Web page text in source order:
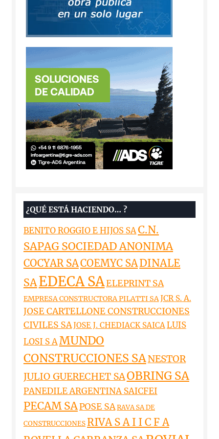
¿QUÉ ESTÁ HACIENDO… ?
BENITO ROGGIO E HIJOS SAC.N.
SAPAG SOCIEDAD ANONIMA
COCYAR SACOEMYC SADINALE
SAEDECA SAELEPRINT SA
EMPRESA CONSTRUCTORA PILATTI SAJCR S. A.
JOSE CARTELLONE CONSTRUCCIONES
CIVILES SAJOSE J. CHEDIACK SAICALUIS
LOSI S AMUNDO
CONSTRUCCIONES SANESTOR
JULIO GUERECHET SAOBRING SA
PANEDILE ARGENTINA SAICFEI
PECAM SAPOSE SARAVA SA DE
CONSTRUCCIONES RIVA S A I I C F A